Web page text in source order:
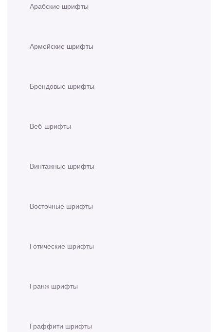
Арабские шрифты
Армейские шрифты
Брендовые шрифты
Веб-шрифты
Винтажные шрифты
Восточные шрифты
Готические шрифты
Гранж шрифты
Граффити шрифты